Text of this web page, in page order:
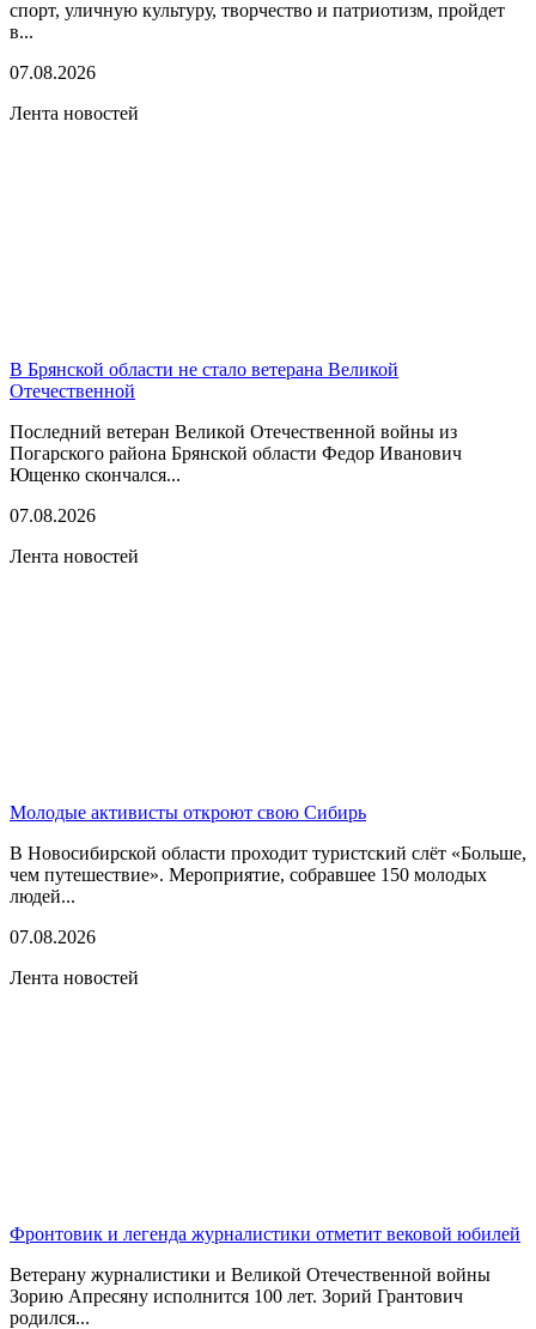
спорт, уличную культуру, творчество и патриотизм, пройдет
в...
07.08.2026
Лента новостей
В Брянской области не стало ветерана Великой
Отечественной
Последний ветеран Великой Отечественной войны из
Погарского района Брянской области Федор Иванович
Ющенко скончался...
07.08.2026
Лента новостей
Молодые активисты откроют свою Сибирь
В Новосибирской области проходит туристский слёт «Больше,
чем путешествие». Мероприятие, собравшее 150 молодых
людей...
07.08.2026
Лента новостей
Фронтовик и легенда журналистики отметит вековой юбилей
Ветерану журналистики и Великой Отечественной войны
Зорию Апресяну исполнится 100 лет. Зорий Грантович
родился...